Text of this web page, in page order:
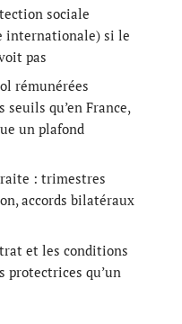
sociale
internationale) si le
pas
rémunérées
seuils qu’en France,
un plafond
: trimestres
accords bilatéraux
et les conditions
protectrices qu’un